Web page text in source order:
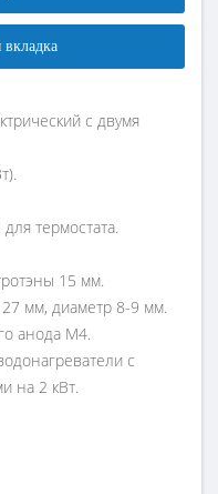
с двумя
термостата.
15 мм.
мм, диаметр 8-9 мм.
анода М4.
с
на 2 кВт.